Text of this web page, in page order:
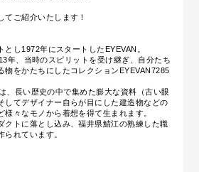
ご紹介いたします！
とし1972年にスタートしたEYEVAN。
年、当時のスピリットを受け継ぎ、 自分たち
物をかたちにしたコレクションEYEVAN7285
、長い歴史の中で集めた膨大な資料（古い眼
してデザイナー 自らが目にした建造物などの
様々なモノから着想を得て生まれます。
クトに落とし込み、福井県鯖江の熟練した職
られています。